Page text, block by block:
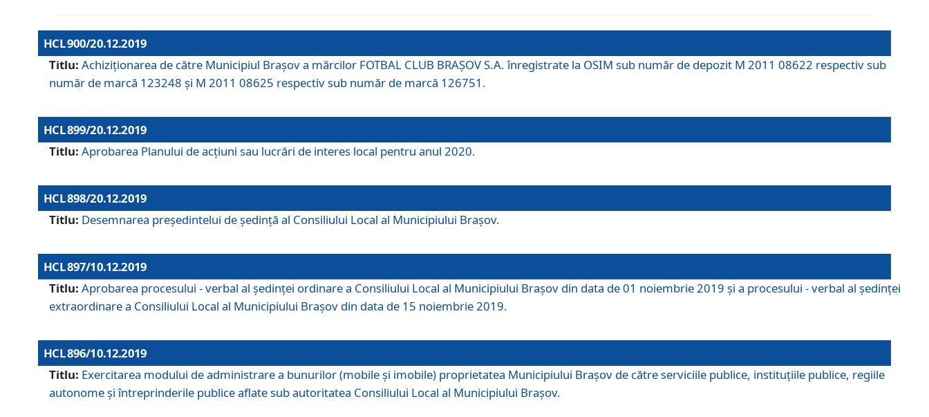
HCL 900/20.12.2019
Titlu: Achiziționarea de către Municipiul Brașov a mărcilor FOTBAL CLUB BRAȘOV S.A. înregistrate la OSIM sub număr de depozit M 2011 08622 respectiv sub
număr de marcă 123248 și M 2011 08625 respectiv sub număr de marcă 126751.
HCL 899/20.12.2019
Titlu: Aprobarea Planului de acţiuni sau lucrări de interes local pentru anul 2020.
HCL 898/20.12.2019
Titlu: Desemnarea preşedintelui de şedinţă al Consiliului Local al Municipiului Braşov.
HCL 897/10.12.2019
Titlu: Aprobarea procesului - verbal al şedinţei ordinare a Consiliului Local al Municipiului Brașov din data de 01 noiembrie 2019 și a procesului - verbal al ședinței
extraordinare a Consiliului Local al Municipiului Brașov din data de 15 noiembrie 2019.
HCL 896/10.12.2019
Titlu: Exercitarea modului de administrare a bunurilor (mobile și imobile) proprietatea Municipiului Brașov de către serviciile publice, instituțiile publice, regiile
autonome și întreprinderile publice aflate sub autoritatea Consiliului Local al Municipiului Brașov.